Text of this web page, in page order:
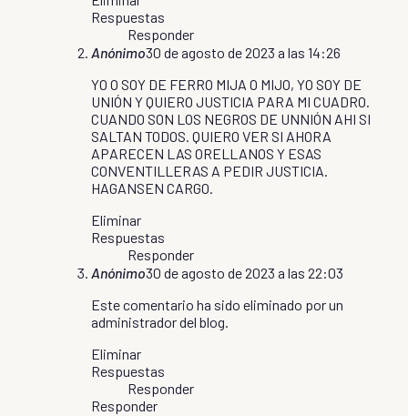
Respuestas
Responder
Anónimo30 de agosto de 2023 a las 14:26
YO O SOY DE FERRO MIJA O MIJO, YO SOY DE
UNIÓN Y QUIERO JUSTICIA PARA MI CUADRO.
CUANDO SON LOS NEGROS DE UNNIÓN AHI SI
SALTAN TODOS. QUIERO VER SI AHORA
APARECEN LAS ORELLANOS Y ESAS
CONVENTILLERAS A PEDIR JUSTICIA.
HAGANSEN CARGO.
Eliminar
Respuestas
Responder
Anónimo30 de agosto de 2023 a las 22:03
Este comentario ha sido eliminado por un
administrador del blog.
Eliminar
Respuestas
Responder
Responder